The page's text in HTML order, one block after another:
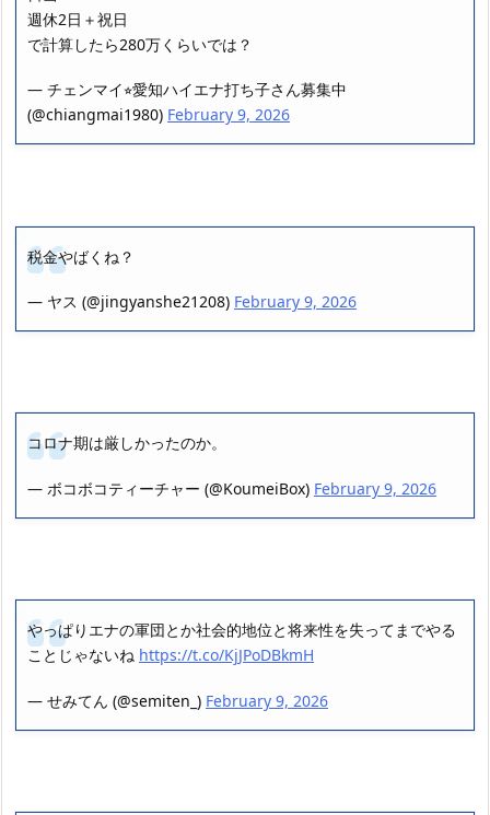
週休2日＋祝日
で計算したら280万くらいでは？
— チェンマイ⭐︎愛知ハイエナ打ち子さん募集中
(@chiangmai1980) February 9, 2026
税金やばくね？
— ヤス (@jingyanshe21208) February 9, 2026
コロナ期は厳しかったのか。
— ボコボコティーチャー (@KoumeiBox) February 9, 2026
やっぱりエナの軍団とか社会的地位と将来性を失ってまでやる
ことじゃないね https://t.co/KjJPoDBkmH
— せみてん (@semiten_) February 9, 2026